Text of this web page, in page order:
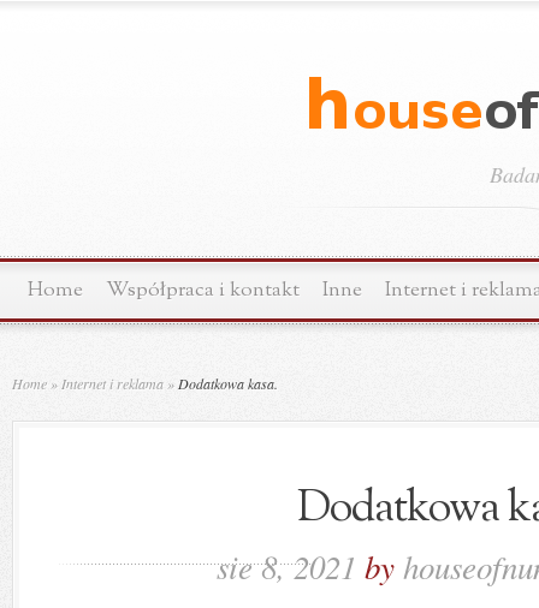
Home Współpraca i kontakt Inne Internet i
Home » Internet i reklama » Dodatkowa kasa.
Dodatkowa
sie 8, 2021 by